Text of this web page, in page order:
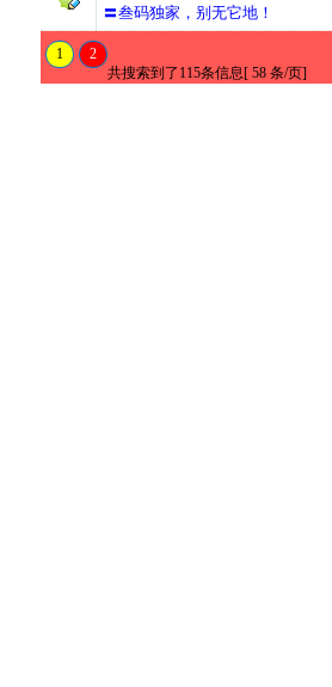
〓叁码独家，别无它地！
1
2
共搜索到了115条信息[ 58 条/页]